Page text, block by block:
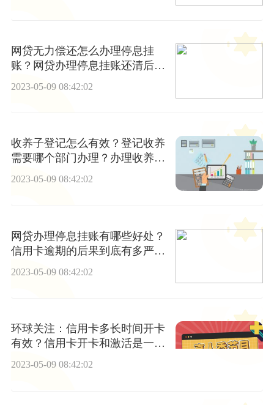
网贷无力偿还怎么办理停息挂
账？网贷办理停息挂账还清后信
2023-05-09 08:42:02
收养子登记怎么有效？登记收养
需要哪个部门办理？办理收养登
记的地点在哪？
2023-05-09 08:42:02
网贷办理停息挂账有哪些好处？
信用卡逾期的后果到底有多严
2023-05-09 08:42:02
环球关注：信用卡多长时间开卡
有效？信用卡开卡和激活是一样
的吗？
2023-05-09 08:42:02